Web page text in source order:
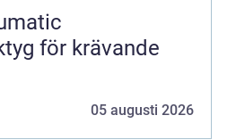
för krävande
05 augusti 2026